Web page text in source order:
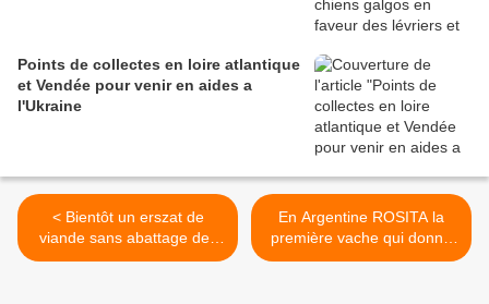
Points de collectes en loire atlantique
et Vendée pour venir en aides a
l'Ukraine
< Bientôt un erszat de
viande sans abattage des
animaux
En Argentine ROSITA la
première vache qui donne
du lait presque humain >